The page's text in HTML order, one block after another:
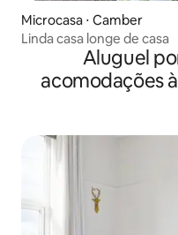
Microcasa ⋅ Camber
Linda casa longe de casa
Aluguel
acomodações